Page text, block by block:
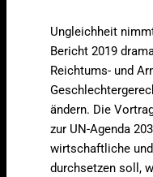
Ungleichheit
Bericht 2019
Reichtums- und
ändern. Die
zur UN-Agenda
wirtschaftliche
durchsetzen soll,